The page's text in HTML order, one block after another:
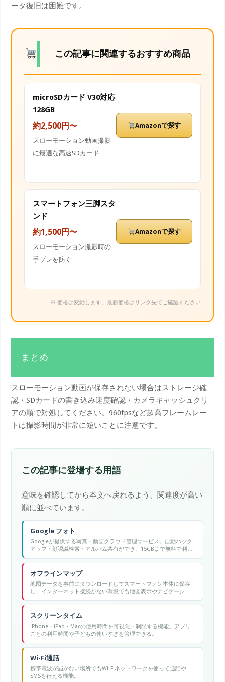
ータ復旧は困難です。
この記事に関連するおすすめ商品
microSDカード V30対応
128GB
約2,500円〜
スローモーション動画撮影
に最適な高速SDカード
Amazonで探す
スマートフォン三脚スタ
ンド
約1,500円〜
スローモーション撮影時の
手ブレを防ぐ
Amazonで探す
※ 価格は変動します。最新価格はリンク先でご確認ください
まとめ
スローモーション動画が保存されない場合はストレージ確
認・SDカードの書き込み速度確認・カメラキャッシュクリ
アの順で対処してください。960fpsなど超高フレームレー
トは撮影時間が非常に短いことに注意です。
この記事に登場する用語
意味を確認してから本文へ戻れるよう、関連度が高い
順に並べています。
Google フォト
Googleが提供する写真・動画クラウド管理サービス。自動バック
アップ・顔認識検索・アルバム共有ができ、15GBまで無料で利用
可能。
オフラインマップ
地図データを事前にダウンロードしてスマートフォン本体に保存
し、インターネット接続がない環境でも地図表示やナビゲーショ
ンが使用できる機能。
スクリーンタイム
iPhone・iPad・Macの使用時間を可視化・制限する機能。アプリ
ごとの利用時間や子どもの使いすぎを管理できる。
Wi-Fi通話
携帯電波が届かない場所でもWi-Fiネットワークを使って通話や
SMSを行える機能。